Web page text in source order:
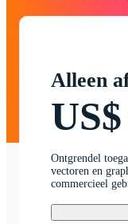
Alleen
Ontgrendel
vectoren en
commercieel